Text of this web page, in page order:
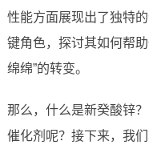
性能方面展现出了独特
键角色，探讨其如何帮
绵绵”的转变。
那么，什么是新癸酸锌
催化剂呢？接下来，我